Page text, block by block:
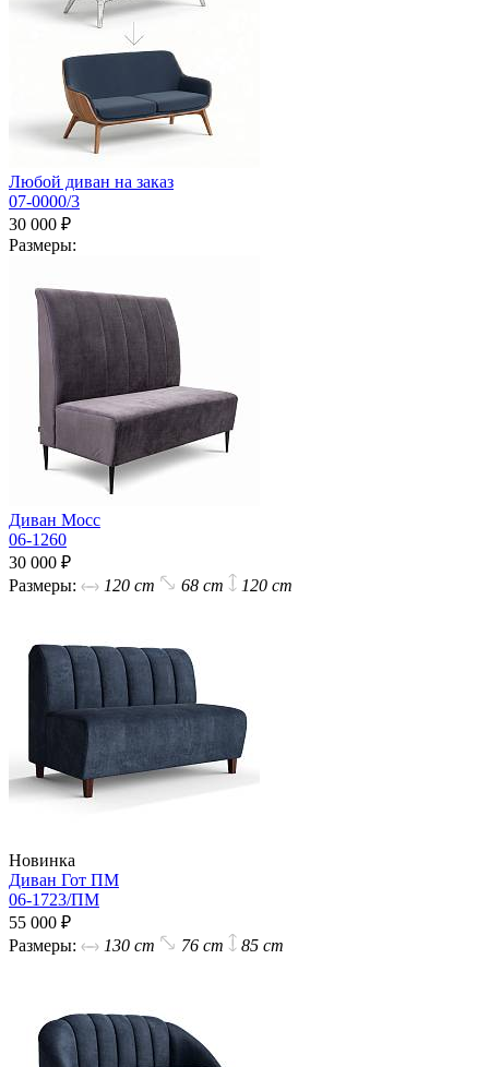
Любой диван на заказ
07-0000/3
30 000 ₽
Размеры:
Диван Мосс
06-1260
30 000 ₽
Размеры:
120 cm 68 cm 120 cm
Новинка
Диван Гот ПМ
06-1723/ПМ
55 000 ₽
Размеры:
130 cm 76 cm 85 cm